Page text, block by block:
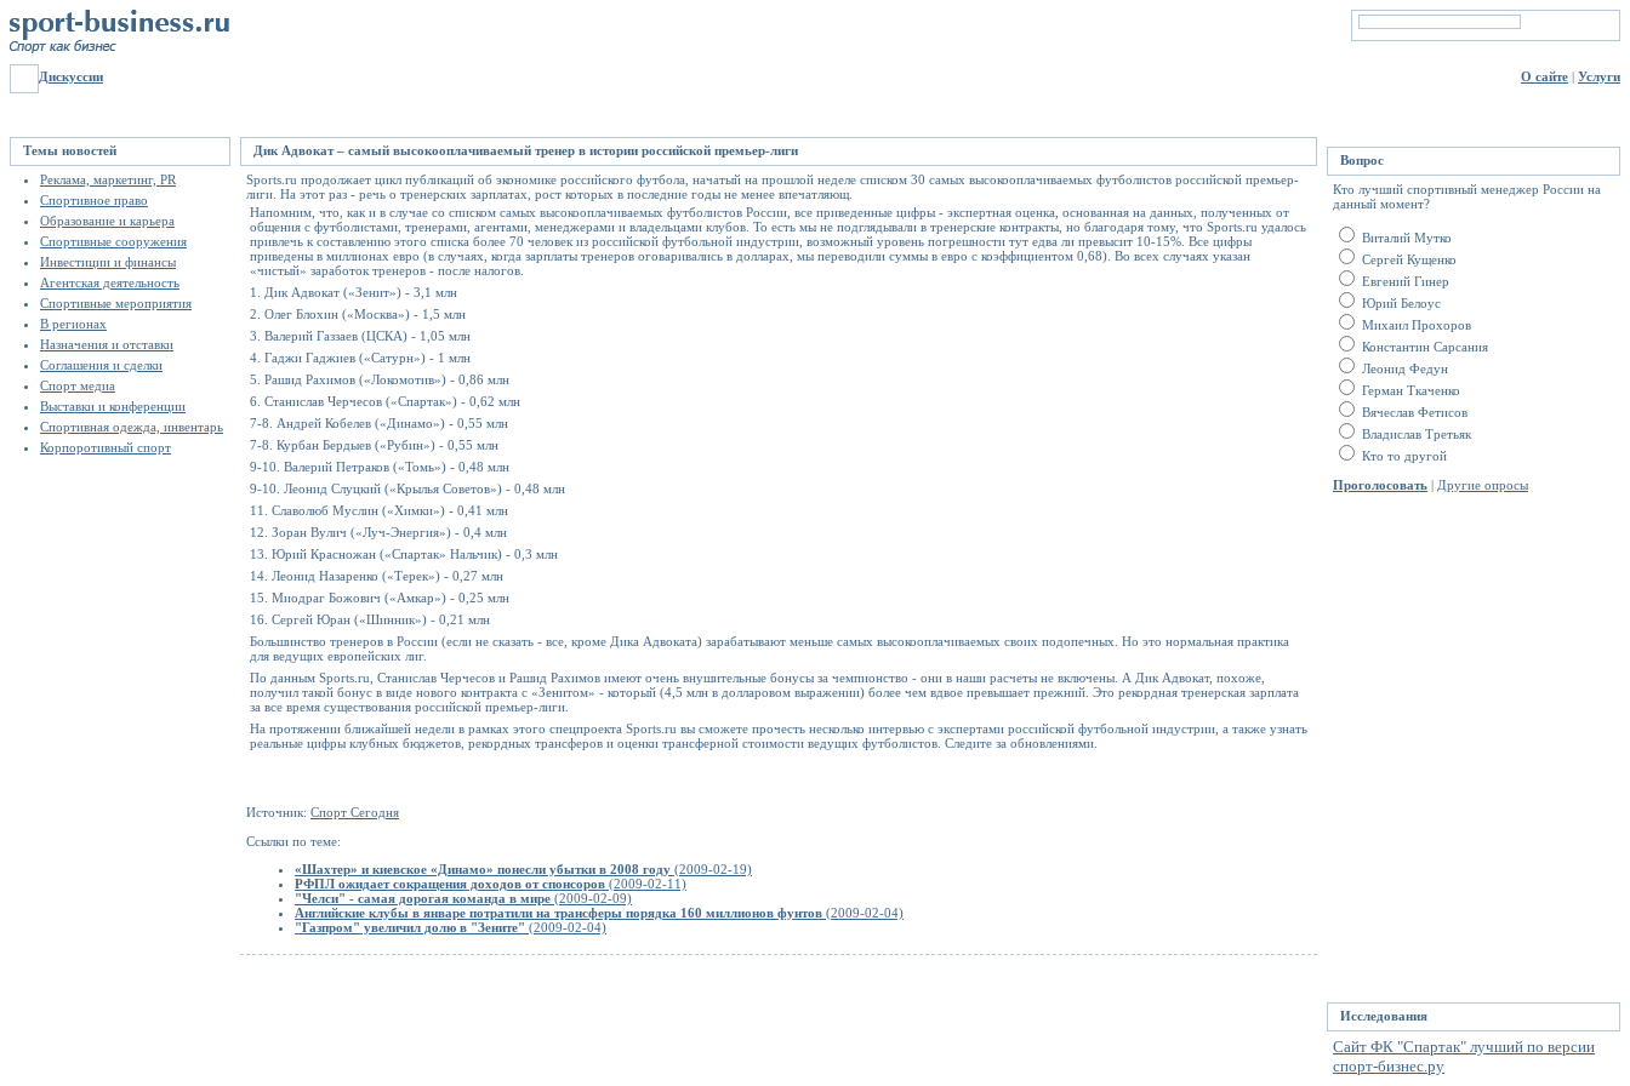
Дискуссии О сайте | Услуги
Темы новостей
Реклама, маркетинг, PR
Спортивное право
Образование и карьера
Спортивные сооружения
Инвестиции и финансы
Агентская деятельность
Спортивные мероприятия
В регионах
Назначения и отставки
Соглашения и сделки
Спорт медиа
Выставки и конференции
Спортивная одежда, инвентарь
Корпоротивный спорт
Дик Адвокат – самый высокооплачиваемый тренер в истории российской премьер-лиги
Sports.ru продолжает цикл публикаций об экономике российского футбола, начатый на прошлой неделе списком 30 самых высокооплачиваемых футболистов российской премьер-
лиги. На этот раз - речь о тренерских зарплатах, рост которых в последние годы не менее впечатляющ.
Напомним, что, как и в случае со списком самых высокооплачиваемых футболистов России, все приведенные цифры - экспертная оценка, основанная на данных, полученных от
общения с футболистами, тренерами, агентами, менеджерами и владельцами клубов. То есть мы не подглядывали в тренерские контракты, но благодаря тому, что Sports.ru удалось
привлечь к составлению этого списка более 70 человек из российской футбольной индустрии, возможный уровень погрешности тут едва ли превысит 10-15%. Все цифры
приведены в миллионах евро (в случаях, когда зарплаты тренеров оговаривались в долларах, мы переводили суммы в евро с коэффициентом 0,68). Во всех случаях указан
«чистый» заработок тренеров - после налогов.
1. Дик Адвокат («Зенит») - 3,1 млн
2. Олег Блохин («Москва») - 1,5 млн
3. Валерий Газзаев (ЦСКА) - 1,05 млн
4. Гаджи Гаджиев («Сатурн») - 1 млн
5. Рашид Рахимов («Локомотив») - 0,86 млн
6. Станислав Черчесов («Спартак») - 0,62 млн
7-8. Андрей Кобелев («Динамо») - 0,55 млн
7-8. Курбан Бердыев («Рубин») - 0,55 млн
9-10. Валерий Петраков («Томь») - 0,48 млн
9-10. Леонид Слуцкий («Крылья Советов») - 0,48 млн
11. Славолюб Муслин («Химки») - 0,41 млн
12. Зоран Вулич («Луч-Энергия») - 0,4 млн
13. Юрий Красножан («Спартак» Нальчик) - 0,3 млн
14. Леонид Назаренко («Терек») - 0,27 млн
15. Миодраг Божович («Амкар») - 0,25 млн
16. Сергей Юран («Шинник») - 0,21 млн
Большинство тренеров в России (если не сказать - все, кроме Дика Адвоката) зарабатывают меньше самых высокооплачиваемых своих подопечных. Но это нормальная практика
для ведущих европейских лиг.
По данным Sports.ru, Станислав Черчесов и Рашид Рахимов имеют очень внушительные бонусы за чемпионство - они в наши расчеты не включены. А Дик Адвокат, похоже,
получил такой бонус в виде нового контракта с «Зенитом» - который (4,5 млн в долларовом выражении) более чем вдвое превышает прежний. Это рекордная тренерская зарплата
за все время существования российской премьер-лиги.
На протяжении ближайшей недели в рамках этого спецпроекта Sports.ru вы сможете прочесть несколько интервью с экспертами российской футбольной индустрии, а также узнать
реальные цифры клубных бюджетов, рекордных трансферов и оценки трансферной стоимости ведущих футболистов. Следите за обновлениями.
Источник: Спорт Сегодня
Ссылки по теме:
«Шахтер» и киевское «Динамо» понесли убытки в 2008 году (2009-02-19)
РФПЛ ожидает сокращения доходов от спонсоров (2009-02-11)
"Челси" - самая дорогая команда в мире (2009-02-09)
Английские клубы в январе потратили на трансферы порядка 160 миллионов фунтов (2009-02-04)
"Газпром" увеличил долю в "Зените" (2009-02-04)
Вопрос
Кто лучший спортивный менеджер России на
данный момент?
Виталий Мутко
Сергей Кущенко
Евгений Гинер
Юрий Белоус
Михаил Прохоров
Константин Сарсания
Леонид Федун
Герман Ткаченко
Вячеслав Фетисов
Владислав Третьяк
Кто то другой
Проголосовать | Другие опросы
Исследования
Сайт ФК "Спартак" лучший по версии
спорт-бизнес.ру